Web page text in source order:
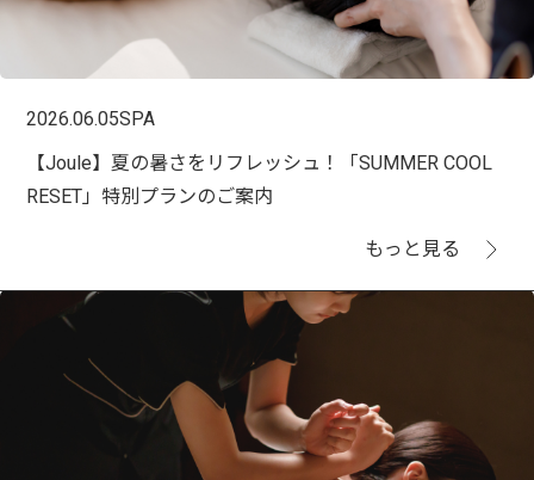
2026.06.05SPA
【Joule】夏の暑さをリフレッシュ！「SUMMER COOL
RESET」特別プランのご案内
もっと見る